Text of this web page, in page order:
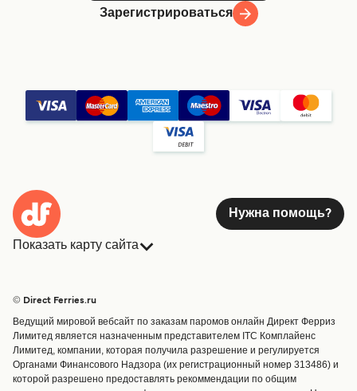
Зарегистрироваться
Нужна помощь?
Показать карту сайта
Страны
Обслуживание клиентов
Операторы
Маршруты и порты
Special Offers
Грузоперевозки
© Direct Ferries.ru
Ведущий мировой вебсайт по заказам паромов онлайн Директ Ферриз
Лимитед является назначенным представителем ITC Комплайенс
Лимитед, компании, которая получила разрешение и регулируется
Органами Финансового Надзора (их регистрационный номер 313486) и
которой разрешено предоставлять рекоммендации по общим